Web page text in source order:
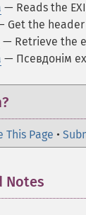
— Reads the
Get the
— Retrieve the
— Псевдонім
This Page •
Notes